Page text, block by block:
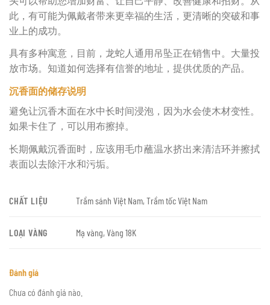
此，有可能为佩戴者带来更幸福的生活，更清晰的突破和事
业上的成功。
具有多种寓意，目前，龙蛇人通用吊坠正在销售中。大量投
放市场。知道如何选择有信誉的地址，提供优质的产品。
沉香面的储存说明
避免让沉香木面在水中长时间浸泡，因为水会使木材变性。
如果卡住了，可以用布擦掉。
长期佩戴沉香面时，应该用毛巾蘸温水挤出来清洁环并擦拭
表面以去除汗水和污垢。
CHẤT LIỆU Trầm sánh Việt Nam, Trầm tốc Việt Nam
LOẠI VÀNG Mạ vàng, Vàng 18K
Đánh giá
Chưa có đánh giá nào.